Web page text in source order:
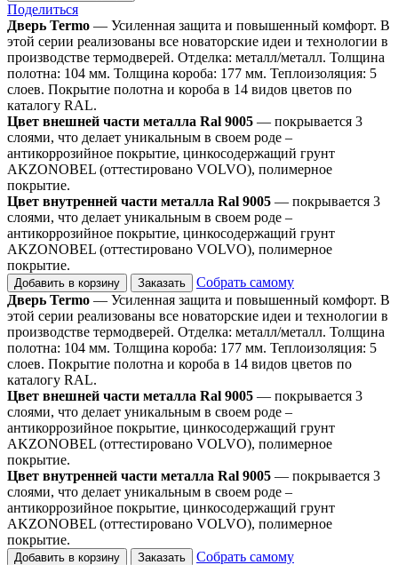
Поделиться
Дверь Termo — Усиленная защита и повышенный комфорт. В
этой серии реализованы все новаторские идеи и технологии в
производстве термодверей. Отделка: металл/металл. Толщина
полотна: 104 мм. Толщина короба: 177 мм. Теплоизоляция: 5
слоев. Покрытие полотна и короба в 14 видов цветов по
каталогу RAL.
Цвет внешней части металла Ral 9005 — покрывается 3
слоями, что делает уникальным в своем роде –
антикоррозийное покрытие, цинкосодержащий грунт
AKZONOBEL (оттестировано VOLVO), полимерное
покрытие.
Цвет внутренней части металла Ral 9005 — покрывается 3
слоями, что делает уникальным в своем роде –
антикоррозийное покрытие, цинкосодержащий грунт
AKZONOBEL (оттестировано VOLVO), полимерное
покрытие.
Добавить в корзину Заказать
Собрать самому
Дверь Termo — Усиленная защита и повышенный комфорт. В
этой серии реализованы все новаторские идеи и технологии в
производстве термодверей. Отделка: металл/металл. Толщина
полотна: 104 мм. Толщина короба: 177 мм. Теплоизоляция: 5
слоев. Покрытие полотна и короба в 14 видов цветов по
каталогу RAL.
Цвет внешней части металла Ral 9005 — покрывается 3
слоями, что делает уникальным в своем роде –
антикоррозийное покрытие, цинкосодержащий грунт
AKZONOBEL (оттестировано VOLVO), полимерное
покрытие.
Цвет внутренней части металла Ral 9005 — покрывается 3
слоями, что делает уникальным в своем роде –
антикоррозийное покрытие, цинкосодержащий грунт
AKZONOBEL (оттестировано VOLVO), полимерное
покрытие.
Добавить в корзину Заказать
Собрать самому